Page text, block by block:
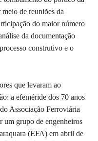
de reuniões da
do maior número
da documentação
construtivo e o
que levaram ao
a efeméride dos 70 anos
Associação Ferroviária
um grupo de engenheiros
(EFA) em abril de